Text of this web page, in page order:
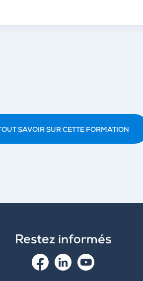
SAVOIR SUR CETTE FORMATION
Restez informés